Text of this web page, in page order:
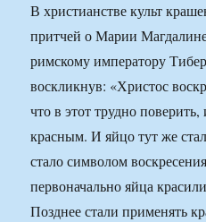
В христианстве культ
притчей о Марии
римскому императору
воскликнув: «Христос
что в этот трудно
красным. И яйцо тут же
стало символом
первоначально яйца
Позднее стали применять